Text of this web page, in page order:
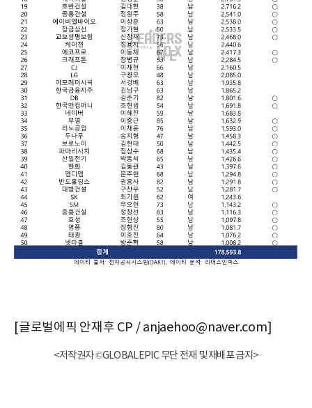
[글로벌에픽 안재후 CP / anjaehoo@naver.com]
<저작권자 ©GLOBALEPIC 무단 전재 및 재배포 금지>